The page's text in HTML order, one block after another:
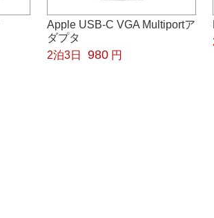
Apple USB-C VGA Multiportア
ダプタ
2泊3日
980 円